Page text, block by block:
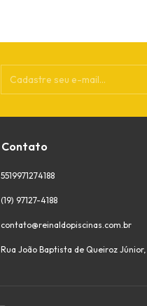
Contato
5519971274188
(19) 97127-4188
contato@reinaldopiscinas.com.br
Rua João Baptista de Queiroz